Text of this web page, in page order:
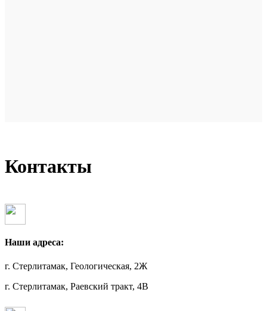
Контакты
Наши адреса:
г. Стерлитамак, Геологическая, 2Ж
г. Стерлитамак, Раевский тракт, 4В